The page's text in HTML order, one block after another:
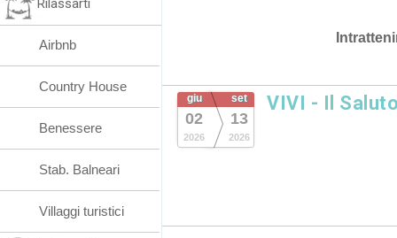
giu
02
2026
set
13
2026
VIVI - Il
Rilassarti
Airbnb
Country House
Benessere
Stab. Balneari
Villaggi turistici